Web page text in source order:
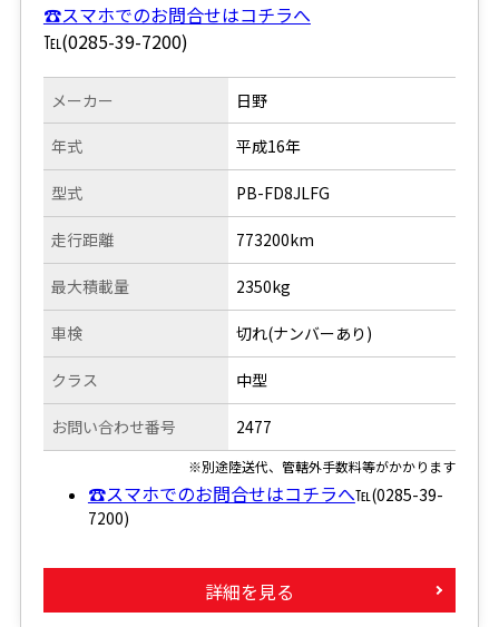
☎スマホでのお問合せはコチラへ
℡(0285-39-7200)
メーカー
年式
型式
走行距離
日野
平成16年
PB-FD8JLFG
773200km
最大積載量
車検
クラス
お問い合わせ番号
2350kg
切れ(ナンバーあり)
中型
2477
※別途陸送代、管轄外手数料等がかかります
☎スマホでのお問合せはコチラへ℡(0285-39-
7200)
詳細を見る